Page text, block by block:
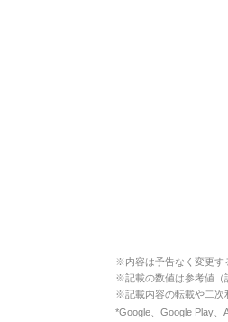
※内容は予告なく変更す
※記載の数値は参考値（
※記載内容の転載や二次
*Google、Google Play、